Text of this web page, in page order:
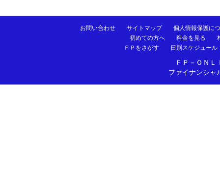
お問い合わせ サイトマップ
個人情報保護に
初めての方へ
料金を見る
ＦＰをさがす
日別スケジュール
ＦＰ－ＯＮ
ファイナンシャ